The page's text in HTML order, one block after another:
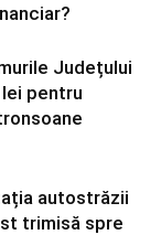
Județului
pentru
autostrăzii
trimisă spre